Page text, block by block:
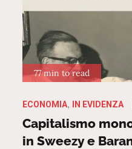
77 min to read
ECONOMIA IN EVIDENZA
Capitalismo
in Sweezy e